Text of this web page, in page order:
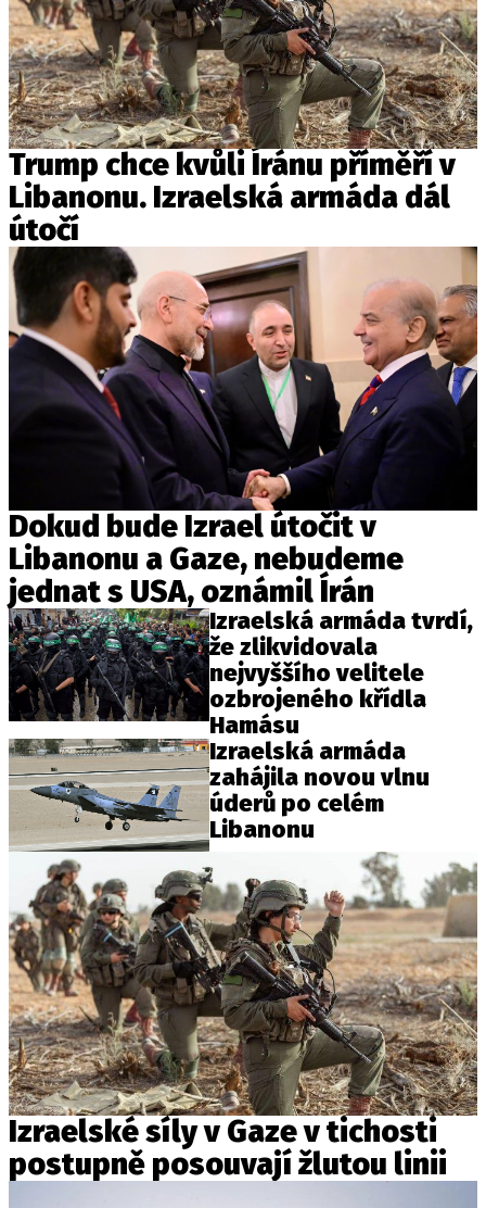
Trump chce kvůli Íránu příměří v
Libanonu. Izraelská armáda dál
útočí
Dokud bude Izrael útočit v
Libanonu a Gaze, nebudeme
jednat s USA, oznámil Írán
Izraelská armáda tvrdí,
že zlikvidovala
nejvyššího velitele
ozbrojeného křídla
Hamásu
Izraelská armáda
zahájila novou vlnu
úderů po celém
Libanonu
Izraelské síly v Gaze v tichosti
postupně posouvají žlutou linii